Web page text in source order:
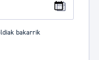
bakarrik